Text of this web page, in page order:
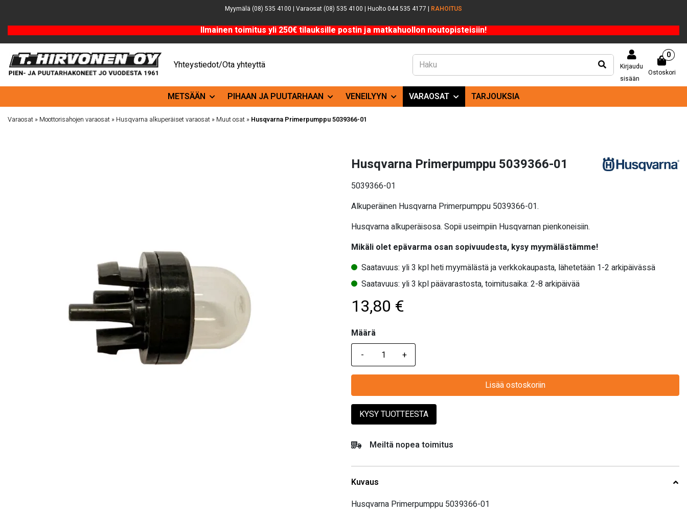
Myymälä (08) 535 4100 | Varaosat (08) 535 4100 | Huolto 044 535 4177 | RAHOITUS
Ilmainen toimitus yli 250€ tilauksille postin ja matkahuollon noutopisteisiin!
Yhteystiedot/Ota yhteyttä
Kirjaudu
sisään
Ostoskori
0
METSÄÄN PIHAAN JA PUUTARHAAN VENEILYYN VARAOSAT TARJOUKSIA
Varaosat » Moottorisahojen varaosat » Husqvarna alkuperäiset varaosat » Muut osat » Husqvarna Primerpumppu 5039366-01
Husqvarna Primerpumppu 5039366-01
5039366-01
Alkuperäinen Husqvarna Primerpumppu 5039366-01.
Husqvarna alkuperäisosa. Sopii useimpiin Husqvarnan pienkoneisiin.
Mikäli olet epävarma osan sopivuudesta, kysy myymälästämme!
Saatavuus: yli 3 kpl heti myymälästä ja verkkokaupasta, lähetetään 1-2 arkipäivässä
Saatavuus: yli 3 kpl päävarastosta, toimitusaika: 2-8 arkipäivää
13,80 €
Määrä
Määrä
Lisää ostoskoriin
KYSY TUOTTEESTA
Meiltä nopea toimitus
Kuvaus
Husqvarna Primerpumppu 5039366-01